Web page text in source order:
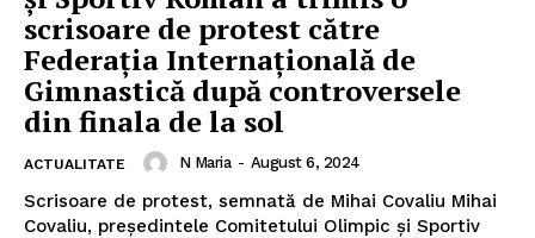
scrisoare de protest către
Federația Internațională de
Gimnastică după controversele
din finala de la sol
ACTUALITATE N Maria - August 6, 2024
Scrisoare de protest, semnată de Mihai Covaliu Mihai
Covaliu, președintele Comitetului Olimpic și Sportiv